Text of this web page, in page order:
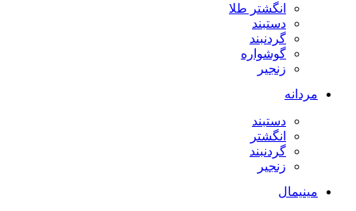
انگشتر طلا
دستبند
گردنبند
گوشواره
زنجیر
مردانه
دستبند
انگشتر
گردنبند
زنجیر
مینیمال